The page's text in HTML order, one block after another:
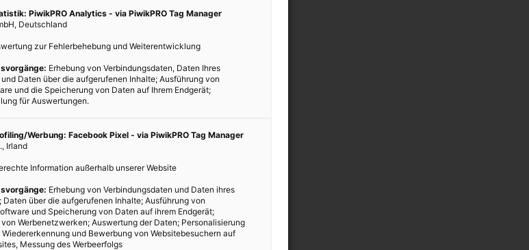
PiwikPRO Analytics - via PiwikPRO Tag Manager
Deutschland
zur Fehlerbehebung und Weiterentwicklung
Erhebung von Verbindungsdaten, Daten Ihres
Daten über die aufgerufenen Inhalte; Ausführung von
und die Speicherung von Daten auf Ihrem Endgerät;
für Auswertungen.
Werbung: Facebook Pixel - via PiwikPRO Tag Manager
Irland
Information außerhalb unserer Website
Erhebung von Verbindungsdaten und Daten ihres
Daten über die aufgerufenen Inhalte; Ausführung von
und Speicherung von Daten auf ihrem Endgerät;
Werbenetzwerken; Auswertung der Daten; Personalisierung
Wiedererkennung und Bewerbung von Websitebesuchern auf
Messung des Werbeerfolgs